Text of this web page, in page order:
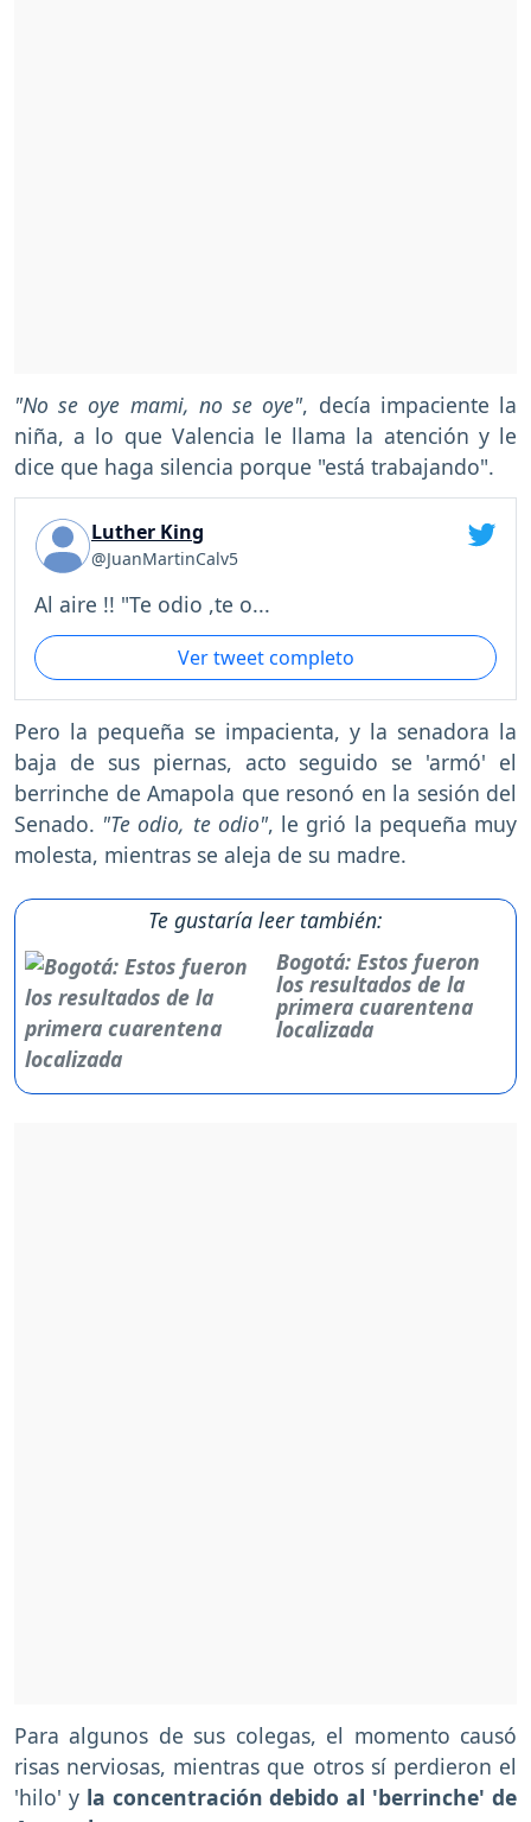
"No se oye mami, no se oye", decía impaciente la
niña, a lo que Valencia le llama la atención y le
dice que haga silencia porque "está trabajando".
Luther King
@JuanMartinCalv5
Al aire !! "Te odio ,te o...
Ver tweet completo
Pero la pequeña se impacienta, y la senadora la
baja de sus piernas, acto seguido se 'armó' el
berrinche de Amapola que resonó en la sesión del
Senado. "Te odio, te odio", le grió la pequeña muy
molesta, mientras se aleja de su madre.
Te gustaría leer también:
Bogotá: Estos fueron
los resultados de la
primera cuarentena
localizada
Para algunos de sus colegas, el momento causó
risas nerviosas, mientras que otros sí perdieron el
'hilo' y la concentración debido al 'berrinche' de